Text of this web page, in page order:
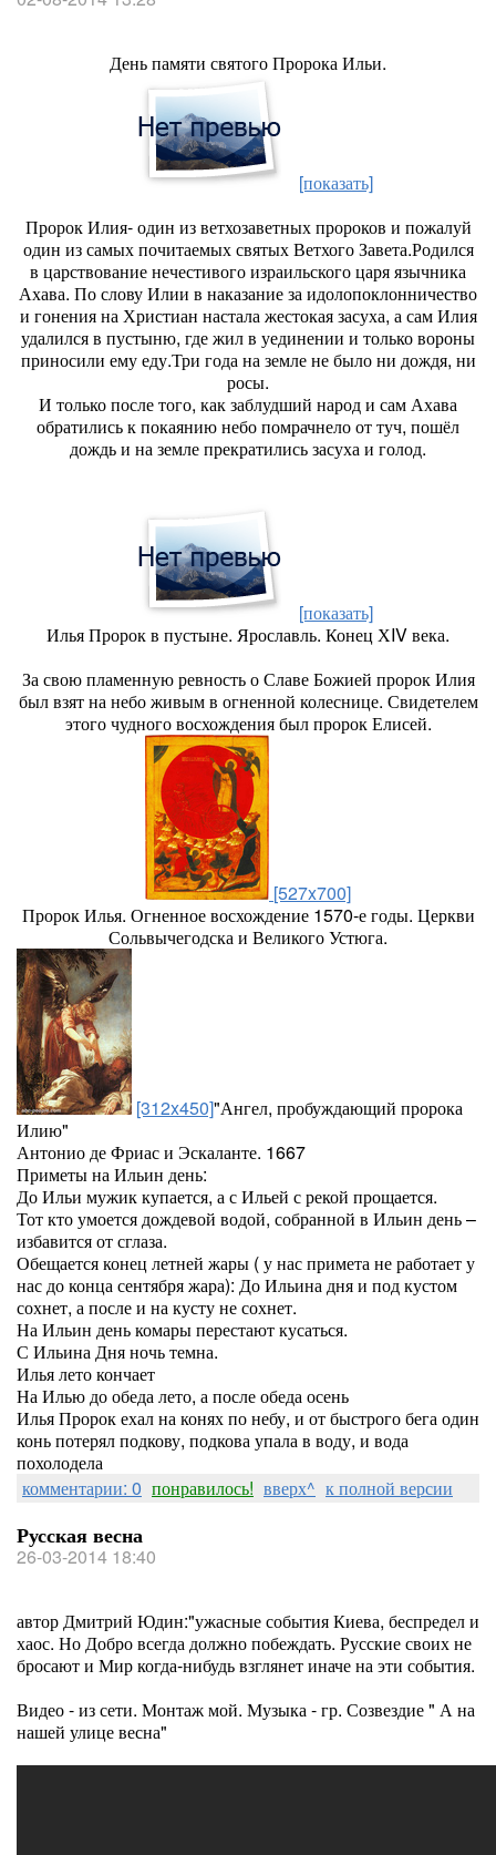
День памяти святого Пророка Ильи.
[показать]
Пророк Илия- один из ветхозаветных пророков и пожалуй
один из самых почитаемых святых Ветхого Завета.Родился
в царствование нечестивого израильского царя язычника
Ахава. По слову Илии в наказание за идолопоклонничество
и гонения на Христиан настала жестокая засуха, а сам Илия
удалился в пустыню, где жил в уединении и только вороны
приносили ему еду.Три года на земле не было ни дождя, ни
росы.
И только после того, как заблудший народ и сам Ахава
обратились к покаянию небо помрачнело от туч, пошёл
дождь и на земле прекратились засуха и голод.
[показать]
Илья Пророк в пустыне. Ярославль. Конец ХIV века.
За свою пламенную ревность о Славе Божией пророк Илия
был взят на небо живым в огненной колеснице. Свидетелем
этого чудного восхождения был пророк Елисей.
[527x700]
Пророк Илья. Огненное восхождение 1570-е годы. Церкви
Сольвычегодска и Великого Устюга.
[312x450]"Ангел, пробуждающий пророка
Илию"
Антонио де Фриас и Эскаланте. 1667
Приметы на Ильин день:
До Ильи мужик купается, а с Ильей с рекой прощается.
Тот кто умоется дождевой водой, собранной в Ильин день –
избавится от сглаза.
Обещается конец летней жары ( у нас примета не работает у
нас до конца сентября жара): До Ильина дня и под кустом
сохнет, а после и на кусту не сохнет.
На Ильин день комары перестают кусаться.
С Ильина Дня ночь темна.
Илья лето кончает
На Илью до обеда лето, а после обеда осень
Илья Пророк ехал на конях по небу, и от быстрого бега один
конь потерял подкову, подкова упала в воду, и вода
похолодела
комментарии: 0 понравилось! вверх^ к полной версии
Русская весна
26-03-2014 18:40
автор Дмитрий Юдин:"ужасные события Киева, беспредел и
хаос. Но Добро всегда должно побеждать. Русские своих не
бросают и Мир когда-нибудь взглянет иначе на эти события.
Видео - из сети. Монтаж мой. Музыка - гр. Созвездие " А на
нашей улице весна"